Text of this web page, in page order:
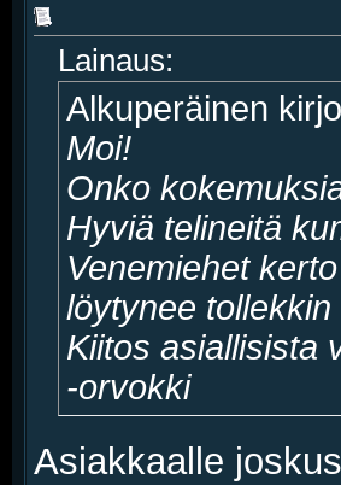
Lainaus:
Alkuperäinen
Moi!
Onko
Hyviä telineitä
Venemiehet
löytynee tollekkin
Kiitos asiallisista
-orvokki
Asiakkaalle